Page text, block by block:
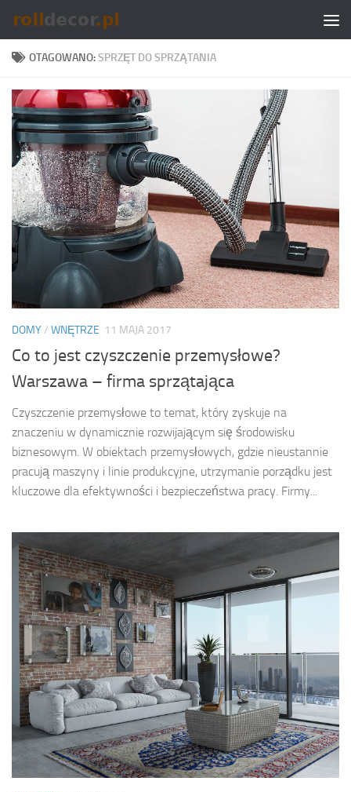
Skip to content
OTAGOWANO:SPRZĘT DO SPRZĄTANIA
DOMY/ WNĘTRZE 11 MAJA 2017
Co to jest czyszczenie przemysłowe?
Warszawa – firma sprzątająca
Czyszczenie przemysłowe to temat, który zyskuje na
znaczeniu w dynamicznie rozwijającym się środowisku
biznesowym. W obiektach przemysłowych, gdzie nieustannie
pracują maszyny i linie produkcyjne, utrzymanie porządku jest
kluczowe dla efektywności i bezpieczeństwa pracy. Firmy...